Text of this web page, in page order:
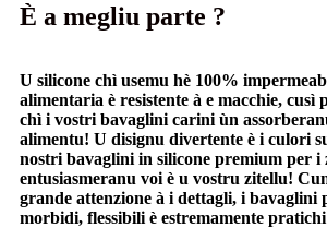
È a megliu parte ?
U silicone chì usemu hè 100%
alimentaria è resistente à e macchie, cusì
chì i vostri bavaglini carini ùn
alimentu! U disignu divertente è i culori
nostri bavaglini in silicone premium per i
entusiasmeranu voi è u vostru zitellu!
grande attenzione à i dettagli, i bavaglini
morbidi, flessibili è estremamente